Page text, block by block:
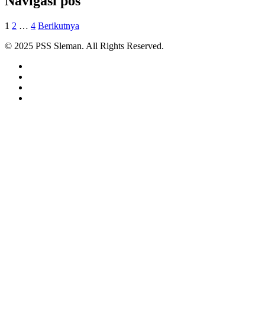
1 2 … 4 Berikutnya
© 2025 PSS Sleman. All Rights Reserved.